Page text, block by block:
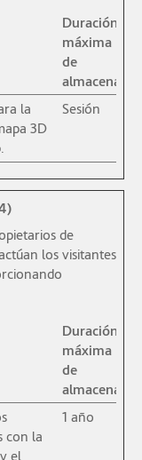
Duración
máxima
de
la
3D
Sesión
de
los visitantes
Duración
máxima
de
con la
el
1 año